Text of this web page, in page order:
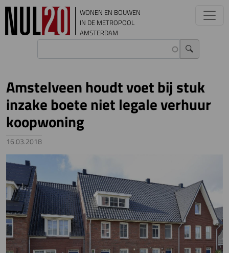
Overslaan en naar de inhoud gaan
WONEN EN BOUWEN
IN DE METROPOOL
AMSTERDAM
Amstelveen houdt voet bij stuk
inzake boete niet legale verhuur
koopwoning
16.03.2018
Image